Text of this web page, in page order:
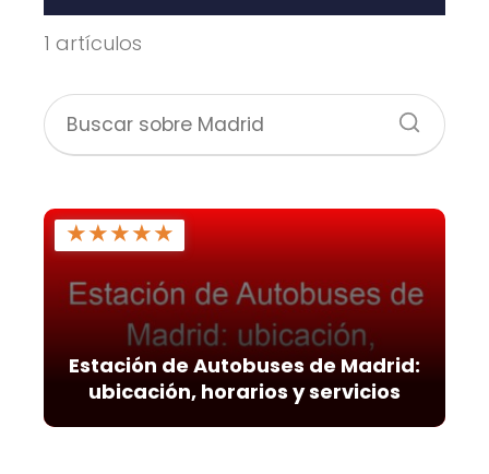
1 artículos
★★★★★
Estación de Autobuses de Madrid:
ubicación, horarios y servicios